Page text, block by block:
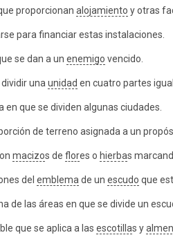
proporcionan alojamiento y otras
para financiar estas instalaciones.
se dan a un enemigo vencido.
unaunidad en cuatro partes
en que se dividen algunas ciudades.
de terreno asignada a un
macizos de flores o hierbas
del emblemade un escudo que
de las áreas en que se divide un
que se aplica a las escotillas y